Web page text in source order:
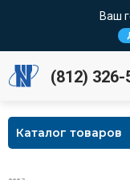
Ваш
(812) 326-
Каталог товаров